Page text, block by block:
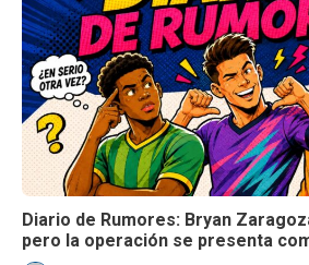
Diario de Rumores: Bryan
pero la operación se presenta